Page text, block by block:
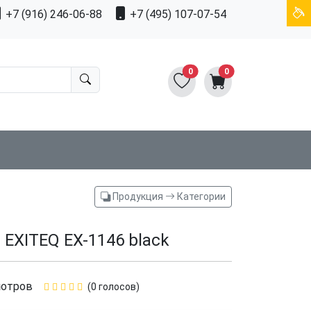
+7 (916) 246-06-88 +7 (495) 107-07-54
0 0
Продукция Категории
EX-1146 black
(0 голосов)